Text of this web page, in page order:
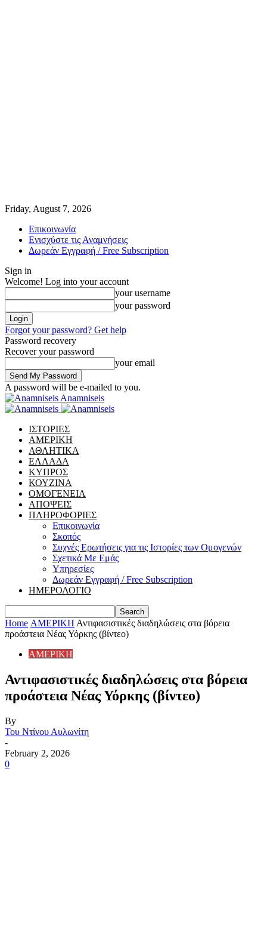
Friday, August 7, 2026
Επικοινωνία
Ενισχύστε τις Αναμνήσεις
Δωρεάν Εγγραφή / Free Subscription
Sign in
Welcome! Log into your account
your username
your password
Forgot your password? Get help
Password recovery
Recover your password
your email
A password will be e-mailed to you.
Anamniseis
ΙΣΤΟΡΙΕΣ
ΑΜΕΡΙΚΗ
ΑΘΛΗΤΙΚΑ
ΕΛΛΑΔΑ
ΚΥΠΡΟΣ
ΚΟΥΖΙΝΑ
ΟΜΟΓΕΝΕΙΑ
ΑΠΟΨΕΙΣ
ΠΛΗΡΟΦΟΡΙΕΣ
Επικοινωνία
Σκοπός
Συχνές Ερωτήσεις για τις Ιστορίες των Ομογενών
Σχετικά Με Εμάς
Υπηρεσίες
Δωρεάν Εγγραφή / Free Subscription
ΗΜΕΡΟΛΟΓΙΟ
Home ΑΜΕΡΙΚΗ Αντιφασιστικές διαδηλώσεις στα βόρεια
προάστεια Νέας Υόρκης (βίντεο)
ΑΜΕΡΙΚΗ
Αντιφασιστικές διαδηλώσεις στα βόρεια
προάστεια Νέας Υόρκης (βίντεο)
By
Του Ντίνου Αυλωνίτη
-
February 2, 2026
0